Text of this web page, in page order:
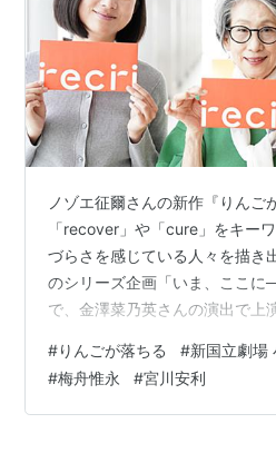
ノゾエ征爾さんの新作『りんご
「recover」や「cure」をキー
づらさを感じている人々を描き
のシリーズ企画「いま、ここに
で、金澤菜乃英さんの演出で上
んにインタビューを実施！取材
間ほど。すでにチームワークが
雰囲気の中、登場人物たちの複
#りんごが落ちる #新国立劇場
#梅舟惟永 #宮川安利